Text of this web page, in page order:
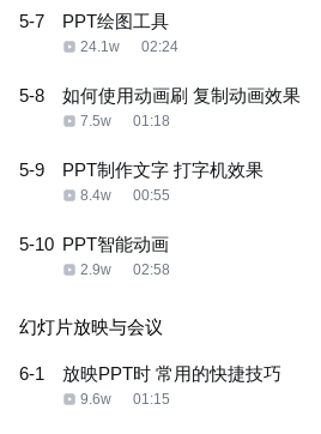
5-7 PPT绘图工具
24.1w 02:24
5-8 如何使用动画刷 复制动画效果
7.5w 01:18
5-9 PPT制作文字 打字机效果
8.4w 00:55
5-10 PPT智能动画
2.9w 02:58
幻灯片放映与会议
6-1 放映PPT时 常用的快捷技巧
9.6w 01:15